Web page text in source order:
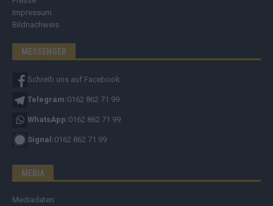
Impressum
Bildnachweis
MESSENGER
Schreib uns auf Facebook
Telegram:0162 862 71 99
WhatsApp:0162 862 71 99
Signal:0162 862 71 99
MEDIA
Mediadaten